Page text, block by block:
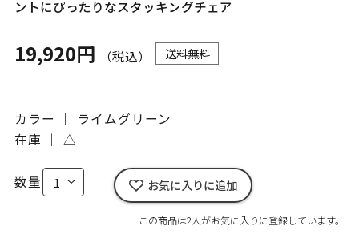
ントにぴったりなスタッキングチェア
19,920円 （税込） 送料無料
カラー ｜ ライムグリーン
在庫 ｜ △
数量 お気に入りに追加
この商品は2人がお気に入りに登録しています。